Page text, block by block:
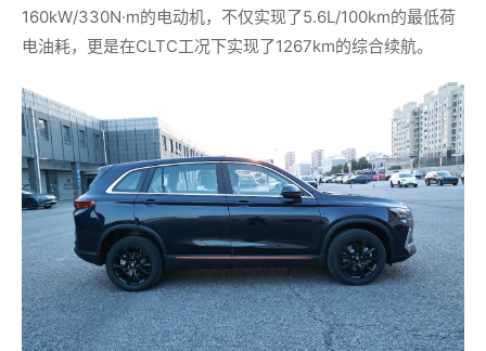
160kW/330N·m的电动机，不仅实现了5.6L/100km的最低荷
电油耗，更是在CLTC工况下实现了1267km的综合续航。